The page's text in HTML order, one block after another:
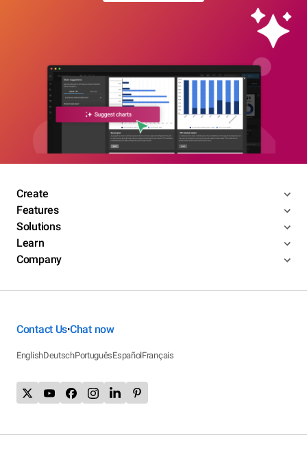
Create
Features
Solutions
Learn
Company
Contact Us•Chat now
EnglishDeutschPortuguêsEspañolFrançais